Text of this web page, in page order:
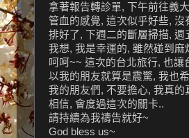
拿著報告轉診單, 下午前往義
管血的感覺, 這次似乎好些,
排好了, 下週二的斷層掃描, 週
我想, 我是幸運的, 雖然碰到
呵呵~~ 這次的台北旅行, 也
以我的朋友就算是震驚, 我也
我的朋友們, 不要擔心, 我真
相信, 會度過這次的關卡..
請持續為我禱告就好~
God bless us~